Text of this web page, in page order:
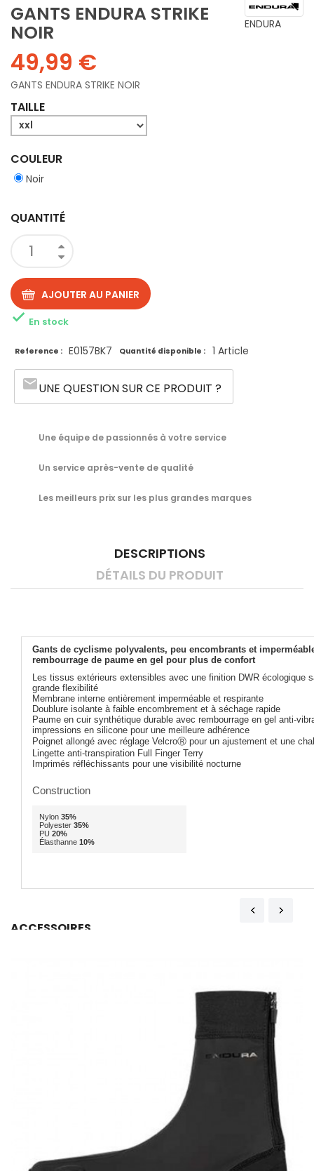
ENDURA
GANTS ENDURA STRIKE
NOIR
49,99 €
GANTS ENDURA STRIKE NOIR
TAILLE
COULEUR
Noir
QUANTITÉ
AJOUTER AU PANIER
 En stock
Reference : E0157BK7 Quantité disponible : 1 Article
emailUNE QUESTION SUR CE PRODUIT ?
Une équipe de passionnés à votre service
Un service après-vente de qualité
Les meilleurs prix sur les plus grandes marques
DESCRIPTIONS
DÉTAILS DU PRODUIT
Gants de cyclisme polyvalents, peu encombrants et
rembourrage de paume en gel pour plus de confort
Les tissus extérieurs extensibles avec une finition DWR écologique
grande flexibilité
Membrane interne entièrement imperméable et respirante
Doublure isolante à faible encombrement et à séchage rapide
Paume en cuir synthétique durable avec rembourrage en gel anti-
impressions en silicone pour une meilleure adhérence
Poignet allongé avec réglage VelcroⓇ pour un ajustement et une
Lingette anti-transpiration Full Finger Terry
Imprimés réfléchissants pour une visibilité nocturne
Construction
Nylon 35%
Polyester 35%
PU 20%
Élasthanne 10%
ACCESSOIRES